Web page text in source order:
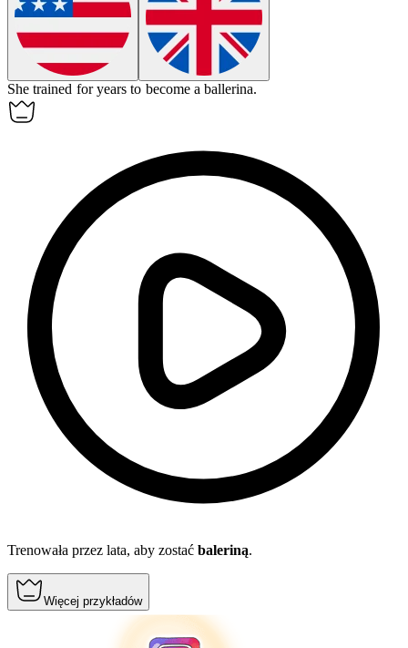
She trained for years to become aballerina.
Trenowała przez lata, aby zostać baleriną.
Więcej przykładów